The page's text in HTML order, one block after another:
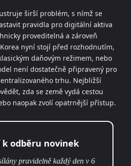
širší problém, s nímž se
pravidla pro digitální aktiva
proveditelná a zároveň
nyní stojí před rozhodnutím,
daňovým režimem, nebo
není dostatečně připravený pro
trhu. Nejbližší
zda se země vydá cestou
naopak zvolí opatrnější přístup.
k odběru novinek
pravidelně každý den v 6